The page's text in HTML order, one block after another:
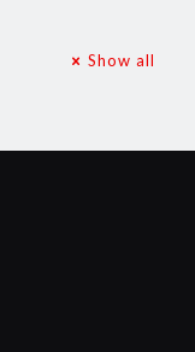
Show all